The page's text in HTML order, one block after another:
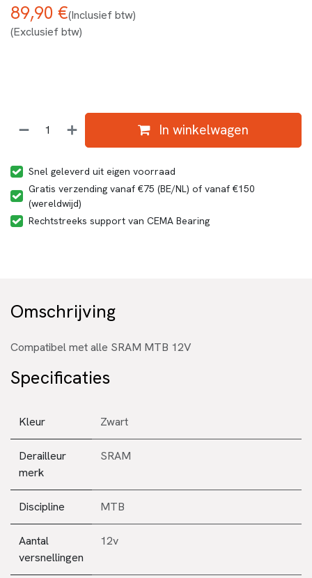
89,90 €(Inclusief btw)
(Exclusief btw)
In winkelwagen
Snel geleverd uit eigen voorraad
Gratis verzending vanaf €75 (BE/NL) of vanaf €150
(wereldwijd)
Rechtstreeks support van CEMA Bearing
Omschrijving
Compatibel met alle SRAM MTB 12V
Specificaties
Kleur Zwart
Derailleur
merk
SRAM
Discipline MTB
Aantal
versnellingen
12v